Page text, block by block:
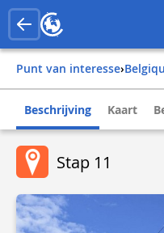
Punt van interesse›
Beschrijving Kaart
Stap 11